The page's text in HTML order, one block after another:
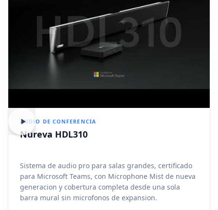
AUDIO DE CONFERENCIA
Nureva HDL310
Sistema de audio pro para salas grandes, certificado
para Microsoft Teams, con Microphone Mist de nueva
generacion y cobertura completa desde una sola
barra mural sin microfonos de expansion.